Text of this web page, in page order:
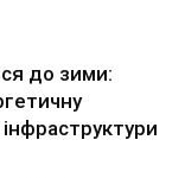
до зими:
інфраструктури